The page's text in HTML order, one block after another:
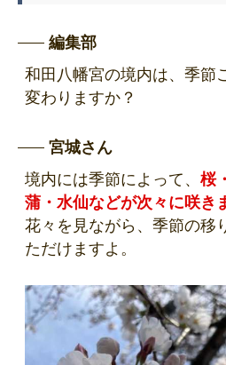
編集部
和田八幡宮の境内は、季節
変わりますか？
宮城さん
境内には季節によって、 桜
蒲・水仙などが次々に咲き
花々を見ながら、季節の移
ただけますよ。